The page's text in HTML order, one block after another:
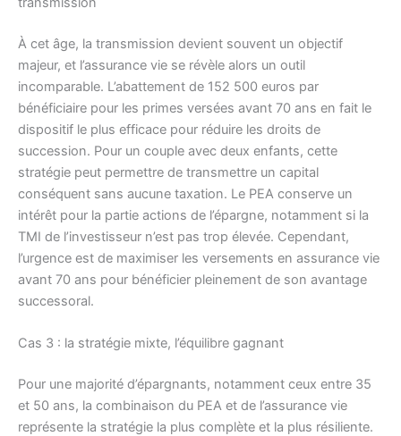
À cet âge, la transmission devient souvent un objectif
majeur, et l’assurance vie se révèle alors un outil
incomparable. L’abattement de 152 500 euros par
bénéficiaire pour les primes versées avant 70 ans en fait le
dispositif le plus efficace pour réduire les droits de
succession. Pour un couple avec deux enfants, cette
stratégie peut permettre de transmettre un capital
conséquent sans aucune taxation. Le PEA conserve un
intérêt pour la partie actions de l’épargne, notamment si la
TMI de l’investisseur n’est pas trop élevée. Cependant,
l’urgence est de maximiser les versements en assurance vie
avant 70 ans pour bénéficier pleinement de son avantage
successoral.
Cas 3 : la stratégie mixte, l’équilibre gagnant
Pour une majorité d’épargnants, notamment ceux entre 35
et 50 ans, la combinaison du PEA et de l’assurance vie
représente la stratégie la plus complète et la plus résiliente.